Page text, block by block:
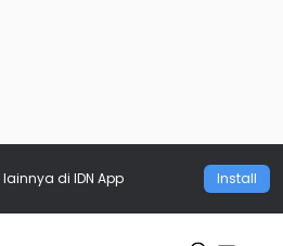
lainnya di IDN App Install